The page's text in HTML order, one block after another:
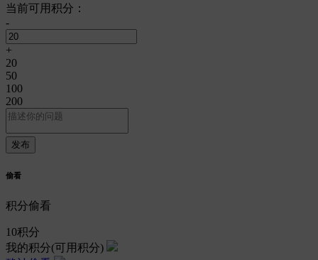
当前可用积分：
-
+
20
50
100
200
偷看
积分偷看
10积分
我的积分(可用积分)